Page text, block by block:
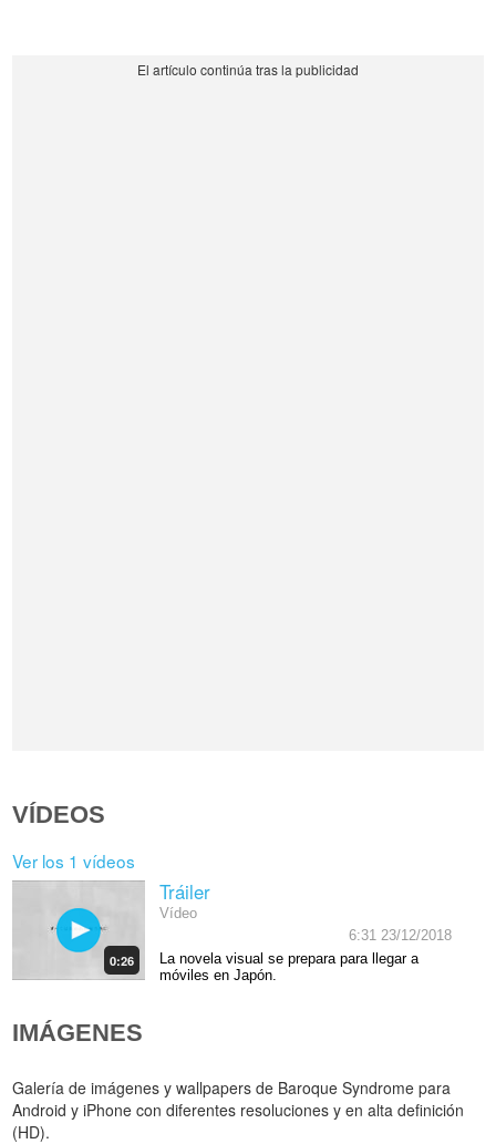
VÍDEOS
Ver los 1 vídeos
0:26
Tráiler
Vídeo
6:31 23/12/2018
La novela visual se prepara para llegar a
móviles en Japón.
IMÁGENES
Galería de imágenes y wallpapers de Baroque Syndrome para
Android y iPhone con diferentes resoluciones y en alta definición
(HD).